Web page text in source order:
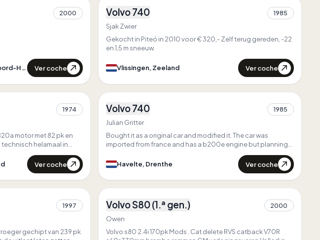
1
2000
Ouderkerk Aan De Amstel, Noord-Holland Ver coche
Primero enZeeland
Único en
1
Volvo 740
1985
Sjak Zwier
Gekocht in Piteó in 2010 voor € 320,- Zelf terug gereden, -22
en 1,5 m sneeuw.
Vlissingen, Zeeland Ver coche
1
1
1974
motor met 82 pk en
helamaal in
correcte velgen,
Ver coche
1
3
Volvo 740
1985
Julian Gritter
Bought it as a original car and modified it. The car was
imported from france and has a b200e engine but planning
Havelte, Drenthe
Ver coche
2
4
1997
1
3
Volvo S80 (1.ª gen.)
2000
Owen
Volvo s80 2.4i 170pk Mods . Cat delete RVS catback V70R